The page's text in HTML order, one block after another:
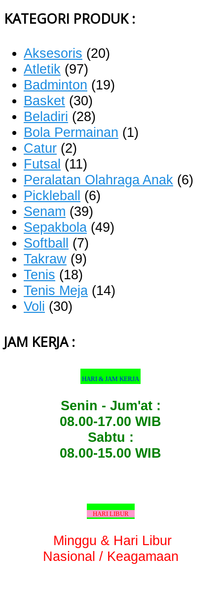
KATEGORI PRODUK :
Aksesoris (20)
Atletik (97)
Badminton (19)
Basket (30)
Beladiri (28)
Bola Permainan (1)
Catur (2)
Futsal (11)
Peralatan Olahraga Anak (6)
Pickleball
(6)
Senam (39)
Sepakbola (49)
Softball
(7)
Takraw (9)
Tenis (18)
Tenis Meja (14)
Voli (30)
JAM KERJA :
HARI & JAM KERJA
Senin - Jum'at :
08.00-17.00 WIB
Sabtu :
08.00-15.00 WIB
HARI LIBUR
Minggu & Hari Libur
Nasional / Keagamaan